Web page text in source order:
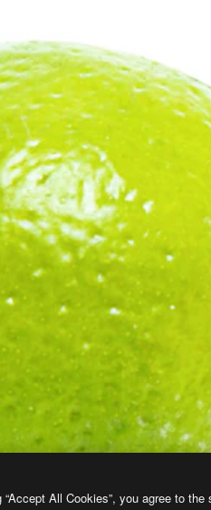
All Cookies”, you agree to